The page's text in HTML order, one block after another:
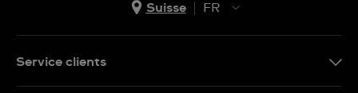
Suisse
FR
IT
Service clients